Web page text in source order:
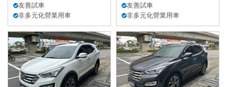
友善試車
非多元化營業用車
友善試車
非多元化營業用車